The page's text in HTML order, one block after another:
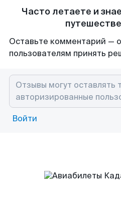
Часто летаете и
Оставьте комментарий —
пользователям принять
Войти